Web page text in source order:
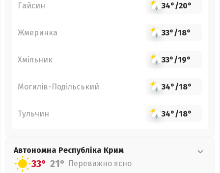
Гайсин 34°/20°
Жмеринка 33°/18°
Хмільник 33°/19°
Могилів-Подільський 34°/18°
Тульчин 34°/18°
Автономна Республіка Крим
33° 21° Переважно ясно